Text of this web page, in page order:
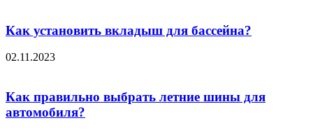
Как установить вкладыш для бассейна?
02.11.2023
Как правильно выбрать летние шины для
автомобиля?